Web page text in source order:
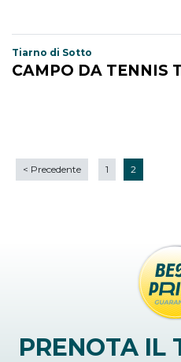
Tiarno di Sotto
CAMPO DA TENNIS
< Precedente 1 2
PRENOTA IL